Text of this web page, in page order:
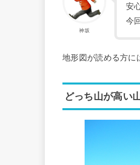
神坂
安
今
地形図が読める方に
どっち山が高い